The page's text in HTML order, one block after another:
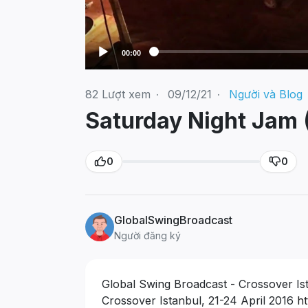
00:00
82 Lượt xem · 09/12/21 · Người và Blog
Saturday Night Jam
0 0
GlobalSwingBroadcast
Người đăng ký
Global Swing Broadcast - Crossover
Crossover Istanbul, 21-24 April 2016